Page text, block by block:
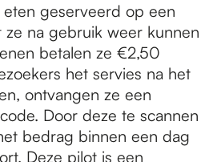
geserveerd op een
na gebruik weer kunnen
betalen ze €2,50
het servies na het
ontvangen ze een
Door deze te scannen
bedrag binnen een dag
Deze pilot is een